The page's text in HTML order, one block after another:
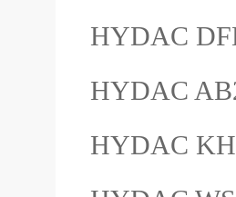
HYDAC
HYDAC
HYDAC